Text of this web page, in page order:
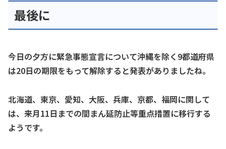
最後に
今日の夕方に緊急事態宣言について沖縄を除く9都道府県
は20日の期限をもって解除すると発表がありましたね。
北海道、東京、愛知、大阪、兵庫、京都、福岡に関して
は、来月11日までの間まん延防止等重点措置に移行する
ようです。